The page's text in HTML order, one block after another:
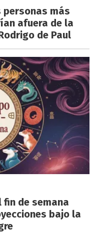
más
afuera de la
de Paul
fin de semana
bajo la